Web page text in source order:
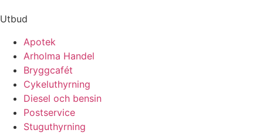
Utbud
Apotek
Arholma Handel
Bryggcafét
Cykeluthyrning
Diesel och bensin
Postservice
Stuguthyrning